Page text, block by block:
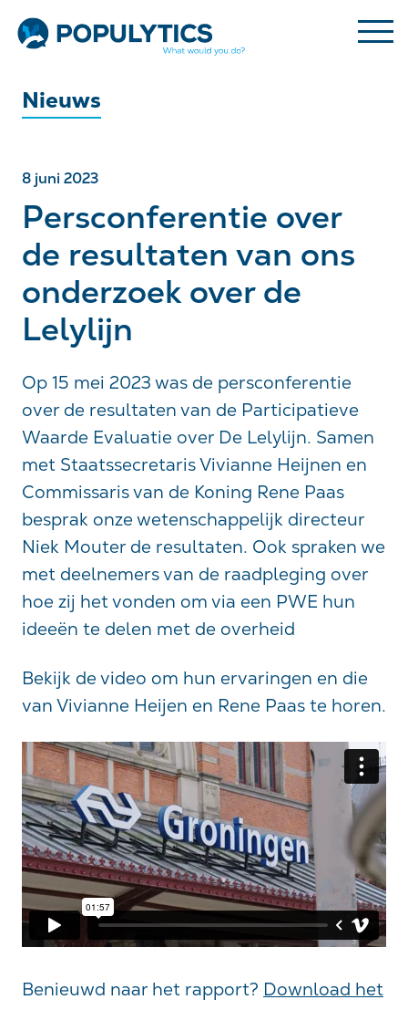
Nieuws
8 juni 2023
Persconferentie over
de resultaten van ons
onderzoek over de
Lelylijn
Op 15 mei 2023 was de persconferentie
over de resultaten van de Participatieve
Waarde Evaluatie over De Lelylijn. Samen
met Staatssecretaris Vivianne Heijnen en
Commissaris van de Koning Rene Paas
besprak onze wetenschappelijk directeur
Niek Mouter de resultaten. Ook spraken we
met deelnemers van de raadpleging over
hoe zij het vonden om via een PWE hun
ideeën te delen met de overheid
Bekijk de video om hun ervaringen en die
van Vivianne Heijen en Rene Paas te horen.
Benieuwd naar het rapport? Download het